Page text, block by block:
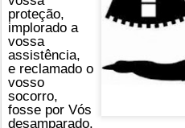
proteção,
implorado a
vossa
assistência,
e reclamado o
vosso
socorro,
fosse por Vós
desamparado.